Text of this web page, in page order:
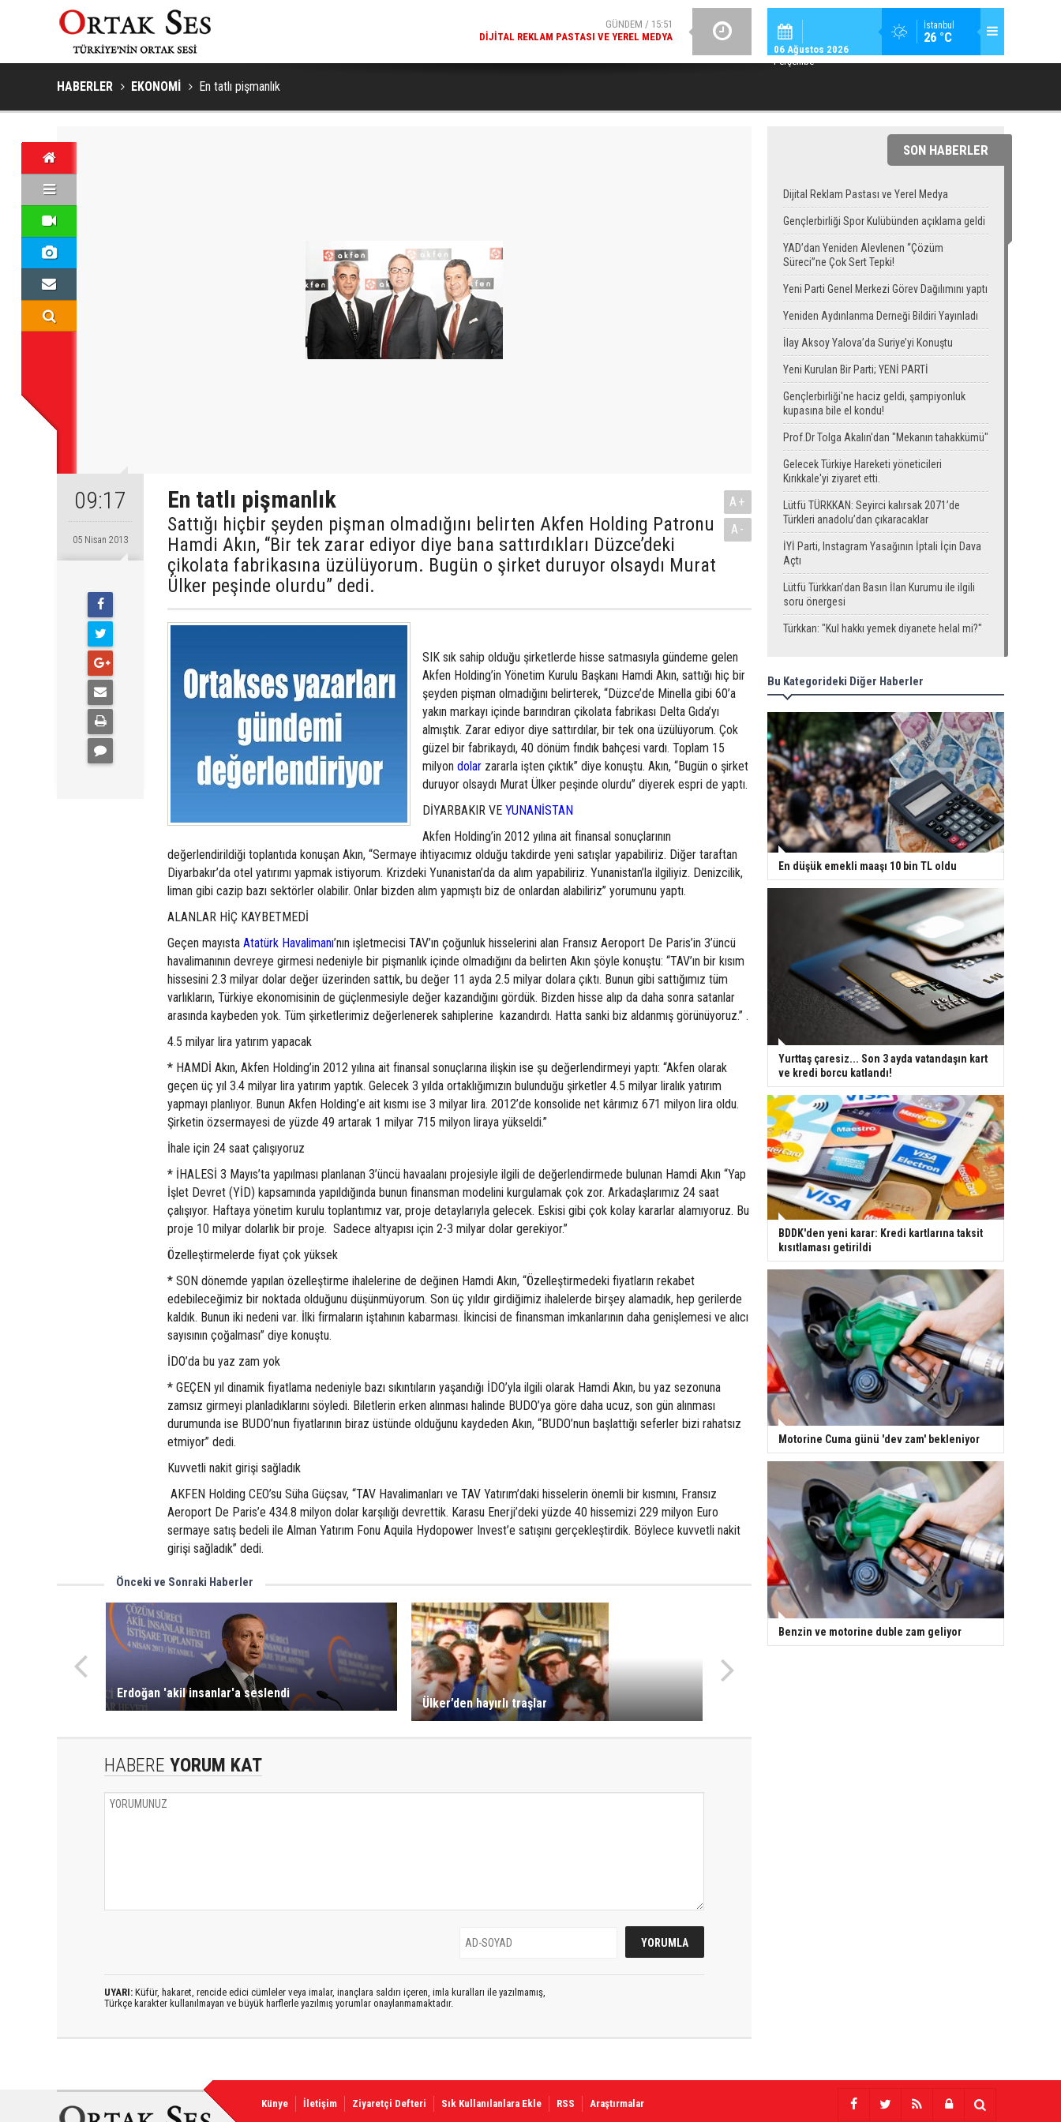
İstanbul
26 °C
06 Ağustos 2026
Perşembe
GÜNDEM / 15:51
DIJITAL REKLAM PASTASI VE YEREL MEDYA
YAD’DAN YENIDEN ALEVLENEN “ÇÖZÜM SÜRECI”NE ÇOK SERT
HABERLER EKONOMİ En tatlı pişmanlık
09:17
05 Nisan 2013
En tatlı pişmanlık
Sattığı hiçbir şeyden pişman olmadığını belirten Akfen Holding Patronu
Hamdi Akın, “Bir tek zarar ediyor diye bana sattırdıkları Düzce’deki
çikolata fabrikasına üzülüyorum. Bugün o şirket duruyor olsaydı Murat
Ülker peşinde olurdu” dedi.
A+
A-
SIK sık sahip olduğu şirketlerde hisse satmasıyla gündeme gelen
Akfen Holding’in Yönetim Kurulu Başkanı Hamdi Akın, sattığı hiç bir
şeyden pişman olmadığını belirterek, “Düzce’de Minella gibi 60’a
yakın markayı içinde barındıran çikolata fabrikası Delta Gıda’yı
almıştık. Zarar ediyor diye sattırdılar, bir tek ona üzülüyorum. Çok
güzel bir fabrikaydı, 40 dönüm fındık bahçesi vardı. Toplam 15
milyon dolar zararla işten çıktık” diye konuştu. Akın, “Bugün o şirket
duruyor olsaydı Murat Ülker peşinde olurdu” diyerek espri de yaptı.
DİYARBAKIR VE YUNANİSTAN
Akfen Holding’in 2012 yılına ait finansal sonuçlarının
değerlendirildiği toplantıda konuşan Akın, “Sermaye ihtiyacımız olduğu takdirde yeni satışlar yapabiliriz. Diğer taraftan
Diyarbakır’da otel yatırımı yapmak istiyorum. Krizdeki Yunanistan’da da alım yapabiliriz. Yunanistan’la ilgiliyiz. Denizcilik,
liman gibi cazip bazı sektörler olabilir. Onlar bizden alım yapmıştı biz de onlardan alabiliriz” yorumunu yaptı.
ALANLAR HİÇ KAYBETMEDİ
Geçen mayısta Atatürk Havalimanı’nın işletmecisi TAV’ın çoğunluk hisselerini alan Fransız Aeroport De Paris’in 3’üncü
havalimanının devreye girmesi nedeniyle bir pişmanlık içinde olmadığını da belirten Akın şöyle konuştu: “TAV’ın bir kısım
hissesini 2.3 milyar dolar değer üzerinden sattık, bu değer 11 ayda 2.5 milyar dolara çıktı. Bunun gibi sattığımız tüm
varlıkların, Türkiye ekonomisinin de güçlenmesiyle değer kazandığını gördük. Bizden hisse alıp da daha sonra satanlar
arasında kaybeden yok. Tüm şirketlerimiz değerlenerek sahiplerine kazandırdı. Hatta sanki biz aldanmış görünüyoruz.” .
4.5 milyar lira yatırım yapacak
* HAMDİ Akın, Akfen Holding’in 2012 yılına ait finansal sonuçlarına ilişkin ise şu değerlendirmeyi yaptı: “Akfen olarak
geçen üç yıl 3.4 milyar lira yatırım yaptık. Gelecek 3 yılda ortaklığımızın bulunduğu şirketler 4.5 milyar liralık yatırım
yapmayı planlıyor. Bunun Akfen Holding’e ait kısmı ise 3 milyar lira. 2012’de konsolide net kârımız 671 milyon lira oldu.
Şirketin özsermayesi de yüzde 49 artarak 1 milyar 715 milyon liraya yükseldi.”
İhale için 24 saat çalışıyoruz
* İHALESİ 3 Mayıs’ta yapılması planlanan 3’üncü havaalanı projesiyle ilgili de değerlendirmede bulunan Hamdi Akın “Yap
İşlet Devret (YİD) kapsamında yapıldığında bunun finansman modelini kurgulamak çok zor. Arkadaşlarımız 24 saat
çalışıyor. Haftaya yönetim kurulu toplantımız var, proje detaylarıyla gelecek. Eskisi gibi çok kolay kararlar alamıyoruz. Bu
proje 10 milyar dolarlık bir proje. Sadece altyapısı için 2-3 milyar dolar gerekiyor.”
Özelleştirmelerde fiyat çok yüksek
* SON dönemde yapılan özelleştirme ihalelerine de değinen Hamdi Akın, “Özelleştirmedeki fiyatların rekabet
edebileceğimiz bir noktada olduğunu düşünmüyorum. Son üç yıldır girdiğimiz ihalelerde birşey alamadık, hep gerilerde
kaldık. Bunun iki nedeni var. İlki firmaların iştahının kabarması. İkincisi de finansman imkanlarının daha genişlemesi ve alıcı
sayısının çoğalması” diye konuştu.
İDO’da bu yaz zam yok
* GEÇEN yıl dinamik fiyatlama nedeniyle bazı sıkıntıların yaşandığı İDO’yla ilgili olarak Hamdi Akın, bu yaz sezonuna
zamsız girmeyi planladıklarını söyledi. Biletlerin erken alınması halinde BUDO’ya göre daha ucuz, son gün alınması
durumunda ise BUDO’nun fiyatlarının biraz üstünde olduğunu kaydeden Akın, “BUDO’nun başlattığı seferler bizi rahatsız
etmiyor” dedi.
Kuvvetli nakit girişi sağladık
AKFEN Holding CEO’su Süha Güçsav, “TAV Havalimanları ve TAV Yatırım’daki hisselerin önemli bir kısmını, Fransız
Aeroport De Paris’e 434.8 milyon dolar karşılığı devrettik. Karasu Enerji’deki yüzde 40 hissemizi 229 milyon Euro
sermaye satış bedeli ile Alman Yatırım Fonu Aquila Hydopower Invest’e satışını gerçekleştirdik. Böylece kuvvetli nakit
girişi sağladık” dedi.
Önceki ve Sonraki Haberler
Erdoğan 'akil insanlar'a seslendi
Ülker’den hayırlı traşlar
HABERE YORUM KAT
UYARI: Küfür, hakaret, rencide edici cümleler veya imalar, inançlara saldırı içeren, imla kuralları ile yazılmamış,
Türkçe karakter kullanılmayan ve büyük harflerle yazılmış yorumlar onaylanmamaktadır.
SON HABERLER
Dijital Reklam Pastası ve Yerel Medya
Gençlerbirliği Spor Kulübünden açıklama geldi
YAD’dan Yeniden Alevlenen “Çözüm
Süreci”ne Çok Sert Tepki!
Yeni Parti Genel Merkezi Görev Dağılımını yaptı
Yeniden Aydınlanma Derneği Bildiri Yayınladı
İlay Aksoy Yalova’da Suriye’yi Konuştu
Yeni Kurulan Bir Parti; YENİ PARTİ
Gençlerbirliği'ne haciz geldi, şampiyonluk
kupasına bile el kondu!
Prof.Dr Tolga Akalın'dan "Mekanın tahakkümü"
Gelecek Türkiye Hareketi yöneticileri
Kırıkkale'yi ziyaret etti.
Lütfü TÜRKKAN: Seyirci kalırsak 2071’de
Türkleri anadolu’dan çıkaracaklar
İYİ Parti, Instagram Yasağının İptali İçin Dava
Açtı
Lütfü Türkkan’dan Basın İlan Kurumu ile ilgili
soru önergesi
Türkkan: "Kul hakkı yemek diyanete helal mi?"
Bu Kategorideki Diğer Haberler
En düşük emekli maaşı 10 bin TL oldu
Yurttaş çaresiz... Son 3 ayda vatandaşın kart
ve kredi borcu katlandı!
BDDK'den yeni karar: Kredi kartlarına taksit
kısıtlaması getirildi
Motorine Cuma günü 'dev zam' bekleniyor
Benzin ve motorine duble zam geliyor
Künye İletişim Ziyaretçi Defteri Sık Kullanılanlara Ekle RSS Araştırmalar